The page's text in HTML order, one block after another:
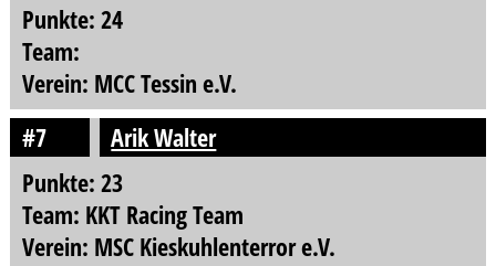
Punkte: 24
Team:
Verein: MCC Tessin e.V.
#7
Arik Walter
Punkte: 23
Team: KKT Racing Team
Verein: MSC Kieskuhlenterror e.V.